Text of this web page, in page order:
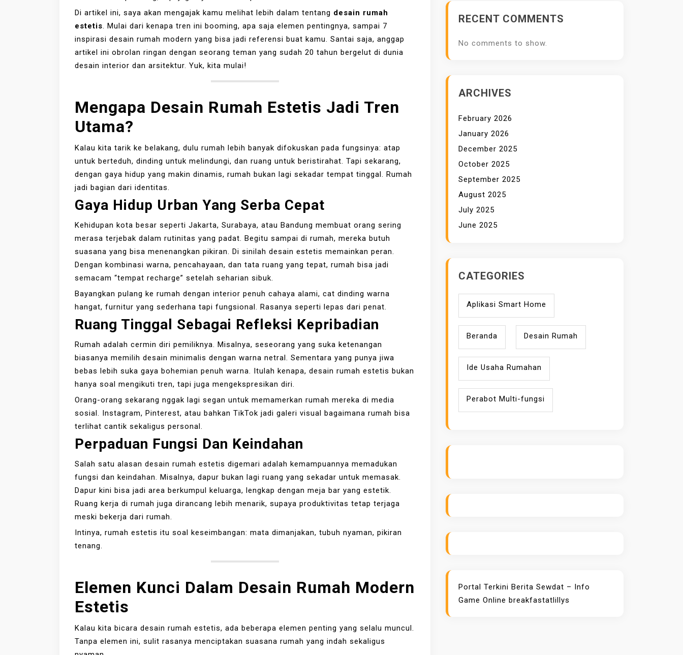
Di artikel ini, saya akan mengajak kamu melihat lebih dalam tentang desain rumah
estetis. Mulai dari kenapa tren ini booming, apa saja elemen pentingnya, sampai 7
inspirasi desain rumah modern yang bisa jadi referensi buat kamu. Santai saja, anggap
artikel ini obrolan ringan dengan seorang teman yang sudah 20 tahun bergelut di dunia
desain interior dan arsitektur. Yuk, kita mulai!
Mengapa Desain Rumah Estetis Jadi Tren
Utama?
Kalau kita tarik ke belakang, dulu rumah lebih banyak difokuskan pada fungsinya: atap
untuk berteduh, dinding untuk melindungi, dan ruang untuk beristirahat. Tapi sekarang,
dengan gaya hidup yang makin dinamis, rumah bukan lagi sekadar tempat tinggal. Rumah
jadi bagian dari identitas.
Gaya Hidup Urban Yang Serba Cepat
Kehidupan kota besar seperti Jakarta, Surabaya, atau Bandung membuat orang sering
merasa terjebak dalam rutinitas yang padat. Begitu sampai di rumah, mereka butuh
suasana yang bisa menenangkan pikiran. Di sinilah desain estetis memainkan peran.
Dengan kombinasi warna, pencahayaan, dan tata ruang yang tepat, rumah bisa jadi
semacam “tempat recharge” setelah seharian sibuk.
Bayangkan pulang ke rumah dengan interior penuh cahaya alami, cat dinding warna
hangat, furnitur yang sederhana tapi fungsional. Rasanya seperti lepas dari penat.
Ruang Tinggal Sebagai Refleksi Kepribadian
Rumah adalah cermin diri pemiliknya. Misalnya, seseorang yang suka ketenangan
biasanya memilih desain minimalis dengan warna netral. Sementara yang punya jiwa
bebas lebih suka gaya bohemian penuh warna. Itulah kenapa, desain rumah estetis bukan
hanya soal mengikuti tren, tapi juga mengekspresikan diri.
Orang-orang sekarang nggak lagi segan untuk memamerkan rumah mereka di media
sosial. Instagram, Pinterest, atau bahkan TikTok jadi galeri visual bagaimana rumah bisa
terlihat cantik sekaligus personal.
Perpaduan Fungsi Dan Keindahan
Salah satu alasan desain rumah estetis digemari adalah kemampuannya memadukan
fungsi dan keindahan. Misalnya, dapur bukan lagi ruang yang sekadar untuk memasak.
Dapur kini bisa jadi area berkumpul keluarga, lengkap dengan meja bar yang estetik.
Ruang kerja di rumah juga dirancang lebih menarik, supaya produktivitas tetap terjaga
meski bekerja dari rumah.
Intinya, rumah estetis itu soal keseimbangan: mata dimanjakan, tubuh nyaman, pikiran
tenang.
Elemen Kunci Dalam Desain Rumah Modern
Estetis
Kalau kita bicara desain rumah estetis, ada beberapa elemen penting yang selalu muncul.
Tanpa elemen ini, sulit rasanya menciptakan suasana rumah yang indah sekaligus
RECENT COMMENTS
No comments to show.
ARCHIVES
February 2026
January 2026
December 2025
October 2025
September 2025
August 2025
July 2025
June 2025
CATEGORIES
Aplikasi Smart Home
Beranda Desain Rumah
Ide Usaha Rumahan
Perabot Multi-fungsi
Portal Terkini Berita Sewdat – Info
Game Online breakfastatlillys